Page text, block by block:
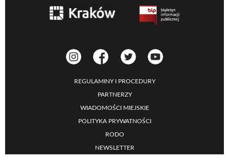
REGULAMINY I PROCEDURY
PARTNERZY
WIADOMOŚCI MIEJSKIE
POLITYKA PRYWATNOŚCI
RODO
NEWSLETTER